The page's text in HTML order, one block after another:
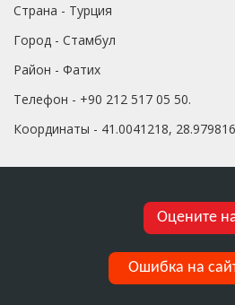
Страна - Турция
Город - Стамбул
Район - Фатих
Телефон - +90 212 517 05 50.
Координаты - 41.0041218,
Оцените
Ошибка на